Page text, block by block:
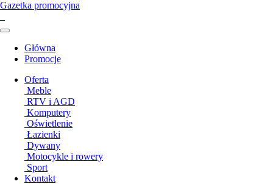
Gazetka promocyjna
Główna
Promocje
Oferta
Meble
RTV i AGD
Komputery
Oświetlenie
Łazienki
Dywany
Motocykle i rowery
Sport
Kontakt